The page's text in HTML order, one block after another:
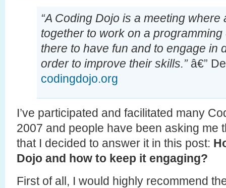
“A Coding Dojo is a meeting
together to work on a
there to have fun and to engage in
order to improve their skills.”â€”
codingdojo.org
I’ve participated and facilitated many
2007 and people have been asking me
that I decided to answer it in this post:
Dojo and how to keep it engaging?
First of all, I would highly recommend